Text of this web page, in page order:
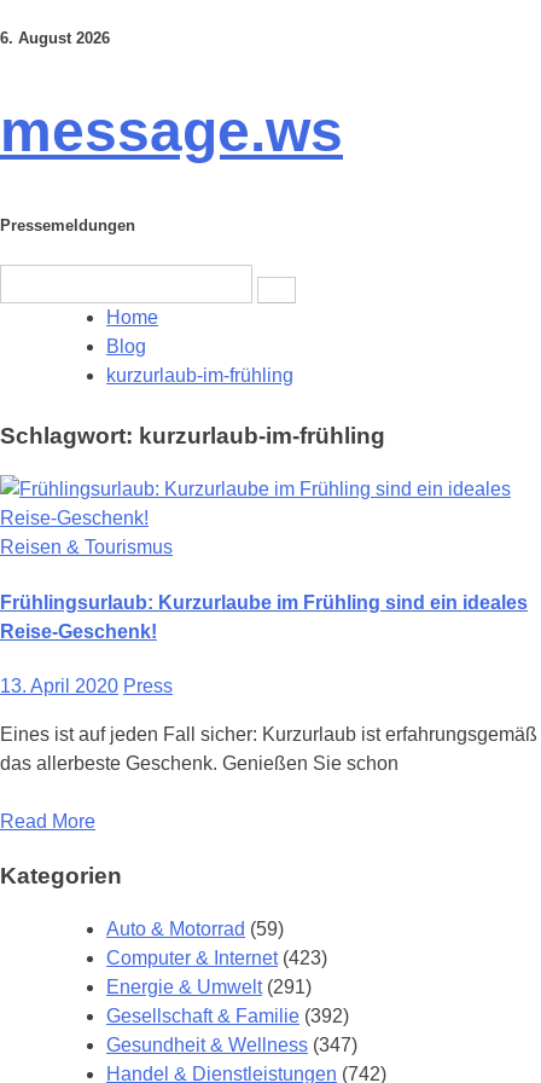
Skip
6. August 2026
message.ws
Pressemeldungen
for:
Home
Blog
kurzurlaub-im-frühling
Schlagwort: kurzurlaub-im-frühling
Reisen & Tourismus
Frühlingsurlaub: Kurzurlaube im Frühling sind ein ideales
Reise-Geschenk!
13. April 2020 Press
Eines ist auf jeden Fall sicher: Kurzurlaub ist erfahrungsgemäß
das allerbeste Geschenk. Genießen Sie schon
Read More
Kategorien
Auto & Motorrad (59)
Computer & Internet(423)
Energie & Umwelt(291)
Gesellschaft & Familie (392)
Gesundheit & Wellness (347)
Handel & Dienstleistungen (742)